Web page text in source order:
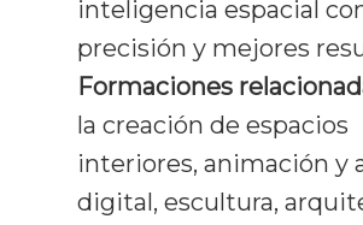
inteligencia espacial
precisión y mejores
Formaciones
la creación de espacios
interiores, animación y
digital, escultura,